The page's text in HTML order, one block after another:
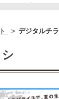
デジタルチ